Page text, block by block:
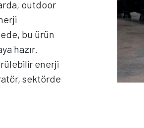
outdoor
bu ürün
hazır.
enerji
sektörde